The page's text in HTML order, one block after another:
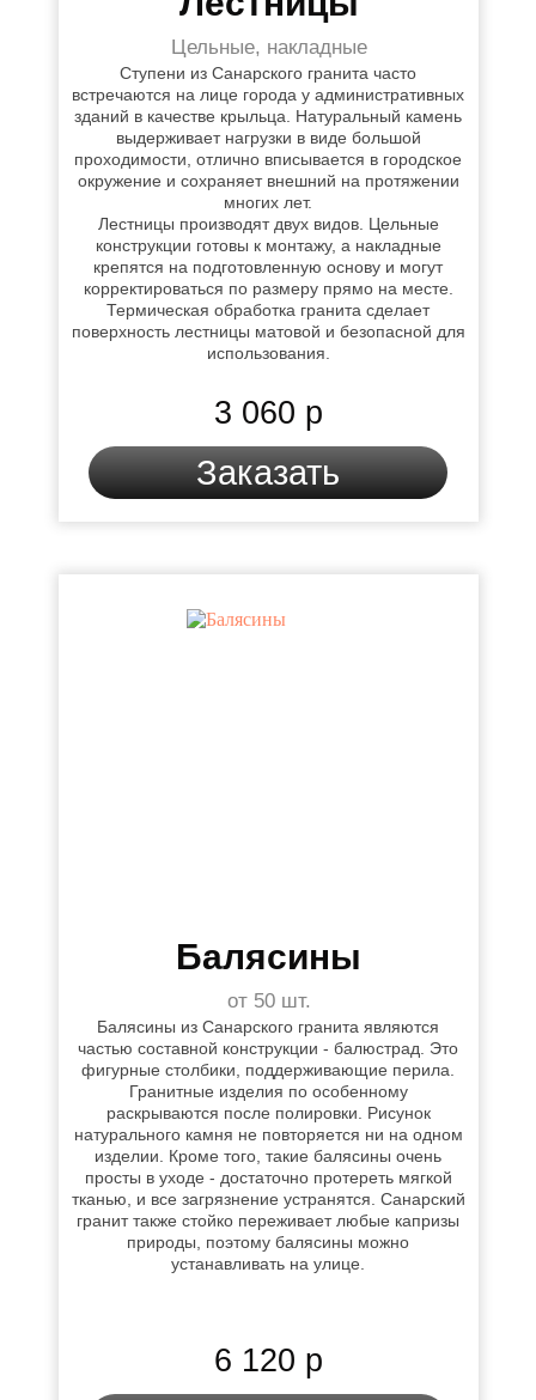
Заказать
3 060 р
Цельные, накладные
Ступени из Санарского гранита часто
встречаются на лице города у административных
зданий в качестве крыльца. Натуральный камень
выдерживает нагрузки в виде большой
проходимости, отлично вписывается в городское
окружение и сохраняет внешний на протяжении
многих лет.
Лестницы производят двух видов. Цельные
конструкции готовы к монтажу, а накладные
крепятся на подготовленную основу и могут
корректироваться по размеру прямо на месте.
Термическая обработка гранита сделает
поверхность лестницы матовой и безопасной для
использования.
6 120 р
от 50 шт.
Балясины из Санарского гранита являются
частью составной конструкции - балюстрад. Это
фигурные столбики, поддерживающие перила.
Гранитные изделия по особенному
раскрываются после полировки. Рисунок
натурального камня не повторяется ни на одном
изделии. Кроме того, такие балясины очень
просты в уходе - достаточно протереть мягкой
тканью, и все загрязнение устранятся. Санарский
гранит также стойко переживает любые капризы
природы, поэтому балясины можно
устанавливать на улице.
Балясины